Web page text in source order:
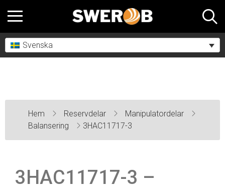
Svenska
Hem Reservdelar
Manipulatordelar
Balansering
3HAC11717-3
3HAC11717-3 –